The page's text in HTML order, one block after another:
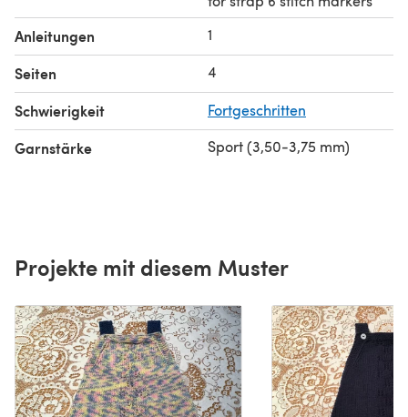
Anleitungen 1
Seiten 4
Schwierigkeit Fortgeschritten
Garnstärke Sport (3,50-3,75 mm)
Projekte mit diesem Muster